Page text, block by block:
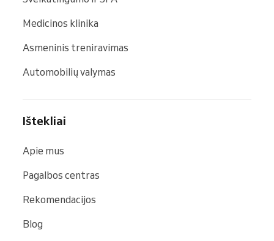
Medicinos klinika
Asmeninis treniravimas
Automobilių valymas
Ištekliai
Apie mus
Pagalbos centras
Rekomendacijos
Blog